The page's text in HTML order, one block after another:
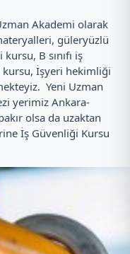
Akademi olarak
güleryüzlü
kursu, B sınıfı iş
kursu, İşyeri hekimliği
Yeni Uzman
yerimiz Ankara-
olsa da uzaktan
İş Güvenliği Kursu